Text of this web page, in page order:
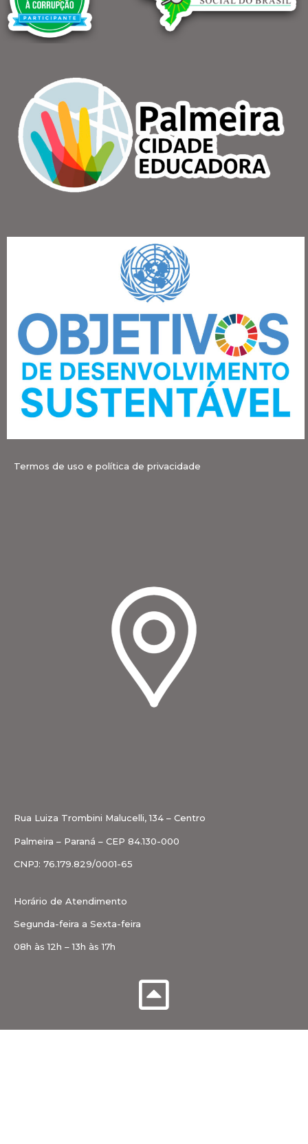
Termos de uso e política de privacidade
Rua Luiza Trombini Malucelli, 134 – Centro
Palmeira – Paraná – CEP 84.130-000
CNPJ: 76.179.829/0001-65
Horário de Atendimento
Segunda-feira a Sexta-feira
08h às 12h – 13h às 17h